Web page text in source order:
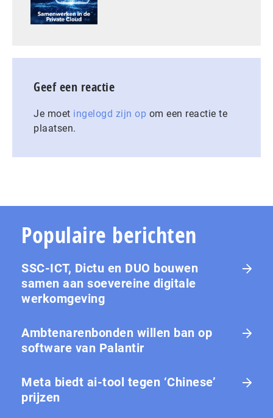
Geef een reactie
Je moet ingelogd zijn op om een reactie te
plaatsen.
Populaire berichten
SSC-ICT, Dictu en DUO bouwen
samen aan soevereine digitale
werkomgeving
Ambtenarenbonden willen ban op
software van Palantir
Meta biedt ai-tool tegen ‘Chinese’
prijzen